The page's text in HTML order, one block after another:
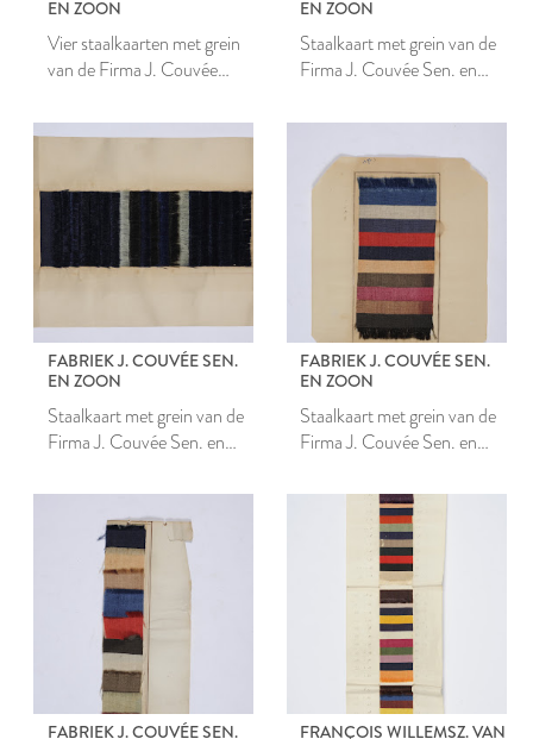
EN ZOON
Vier staalkaarten met grein
van de Firma J. Couvée
EN ZOON
Staalkaart met grein van de
Firma J. Couvée Sen. en
FABRIEK J. COUVÉE SEN.
EN ZOON
Staalkaart met grein van de
Firma J. Couvée Sen. en
FABRIEK J. COUVÉE SEN.
EN ZOON
Staalkaart met grein van de
Firma J. Couvée Sen. en
FABRIEK J. COUVÉE SEN.
FRANÇOIS WILLEMSZ. VAN